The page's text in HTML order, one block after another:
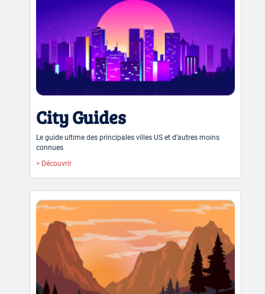
City Guides
Le guide ultime des principales villes US et d’autres moins
connues
> Découvrir